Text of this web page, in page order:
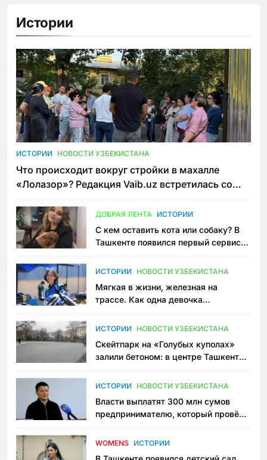
Истории
ИСТОРИИ НОВОСТИ УЗБЕКИСТАНА
Что происходит вокруг стройки в махалле
«Лолазор»? Редакция Vaib.uz встретилась со
ДОБРАЯ ЛЕНТА ИСТОРИИ
С кем оставить кота или собаку? В
Ташкенте появился первый сервис
ИСТОРИИ НОВОСТИ УЗБЕКИСТАНА
Мягкая в жизни, железная на
трассе. Как одна девочка
Узбекистане
ИСТОРИИ НОВОСТИ УЗБЕКИСТАНА
Скейтпарк на «Голубых куполах»
залили бетоном: в центре Ташкента
пространство
ИСТОРИИ НОВОСТИ УЗБЕКИСТАНА
Власти выплатят 300 млн сумов
предпринимателю, который провёл
приговору
WOMENS ИСТОРИИ